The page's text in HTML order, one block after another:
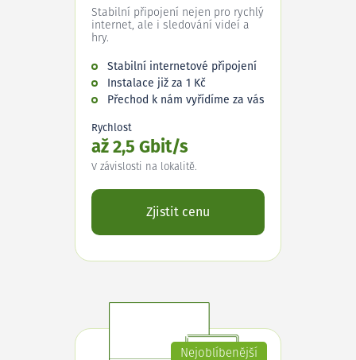
Stabilní připojení nejen pro rychlý
internet, ale i sledování videí a
hry.
Stabilní internetové připojení
Instalace již za 1 Kč
Přechod k nám vyřídíme za vás
Rychlost
až 2,5 Gbit/s
V závislosti na lokalitě.
Zjistit cenu
Nejoblíbenější